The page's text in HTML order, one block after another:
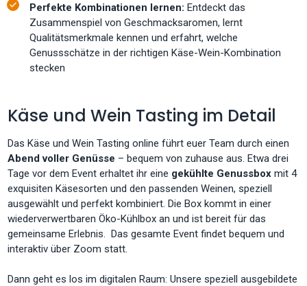
Perfekte Kombinationen lernen: Entdeckt das
Zusammenspiel von Geschmacksaromen, lernt
Qualitätsmerkmale kennen und erfahrt, welche
Genussschätze in der richtigen Käse-Wein-Kombination
stecken
Käse und Wein Tasting im Detail
Das Käse und Wein Tasting online führt euer Team durch einen
Abend voller Genüsse – bequem von zuhause aus. Etwa drei
Tage vor dem Event erhaltet ihr eine gekühlte Genussbox mit 4
exquisiten Käsesorten und den passenden Weinen, speziell
ausgewählt und perfekt kombiniert. Die Box kommt in einer
wiederverwertbaren Öko-Kühlbox an und ist bereit für das
gemeinsame Erlebnis. Das gesamte Event findet bequem und
interaktiv über Zoom statt.
Dann geht es los im digitalen Raum: Unsere speziell ausgebildete